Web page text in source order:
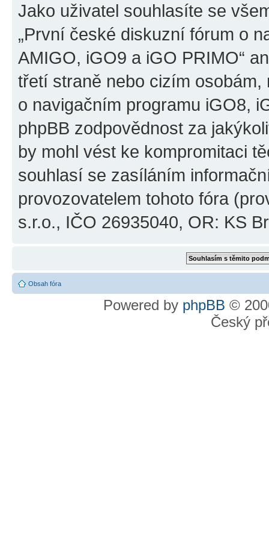
Jako uživatel souhlasíte se
„První české diskuzní fórum o
AMIGO, iGO9 a iGO PRIMO“
třetí straně nebo cizím
o navigačním programu iGO8,
phpBB zodpovědnost za
by mohl vést ke kompromitaci
souhlasí se zasíláním
provozovatelem tohoto fóra
s.r.o., IČO 26935040, OR: KS
Obsah fóra
Powered by phpBB ©
Český